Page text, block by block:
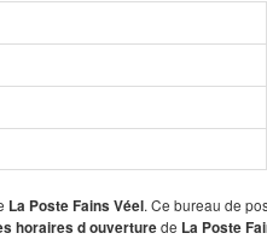
La Poste Fains Véel. Ce bureau de
horaires d ouverturede La Poste